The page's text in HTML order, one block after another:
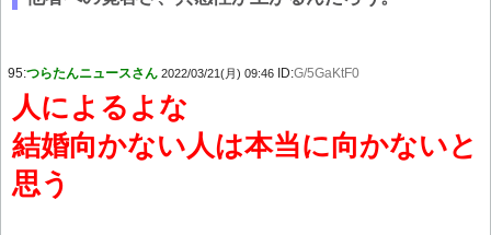
95:つらたんニュースさん 2022/03/21(月) 09:46 ID:G/5GaKtF0
人によるよな
結婚向かない人は本当に向かないと
思う